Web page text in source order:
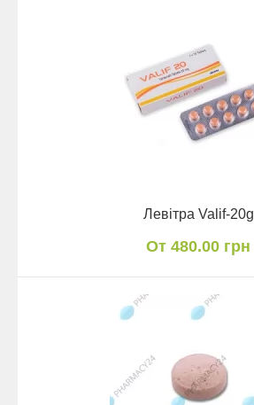
Левітра Valif-20g
От 480.00 грн